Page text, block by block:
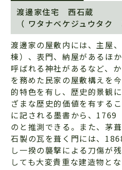
渡邊家住宅 西石蔵
（ ワタナベケジュウタク
渡邊家の屋敷内には、主屋
棟）、表門、納屋があるほ
呼ばれる神社があるなど、
を務めた民家の屋敷構えを
的特色を有し、歴史的景観
ざまな歴史的価値を有する
に記される墨書から、1769
のと推測できる。また、茅
石製の瓦を葺く門には、
し一揆の襲撃による刀傷が
しても大変貴重な建造物とな